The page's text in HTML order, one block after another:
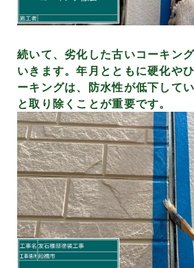
続いて、劣化した古いコーキン
いきます。年月とともに硬化や
ーキングは、防水性が低下して
と取り除くことが重要です。